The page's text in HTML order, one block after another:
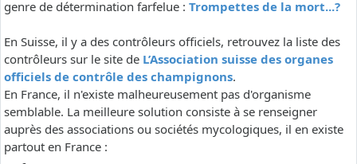
genre de détermination farfelue : Trompettes de la mort...?
En Suisse, il y a des contrôleurs officiels, retrouvez la liste des
contrôleurs sur le site de L’Association suisse des organes
officiels de contrôle des champignons.
En France, il n'existe malheureusement pas d'organisme
semblable. La meilleure solution consiste à se renseigner
auprès des associations ou sociétés mycologiques, il en existe
partout en France :